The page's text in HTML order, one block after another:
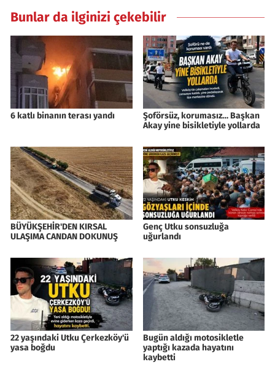
Bunlar da ilginizi çekebilir
6 katlı binanın terası yandı
Şoförsüz, korumasız… Başkan
Akay yine bisikletiyle yollarda
BÜYÜKŞEHİR'DEN KIRSAL
ULAŞIMA CANDAN DOKUNUŞ
Genç Utku sonsuzluğa
uğurlandı
22 yaşındaki Utku Çerkezköy'ü
yasa boğdu
Bugün aldığı motosikletle
yaptığı kazada hayatını
kaybetti